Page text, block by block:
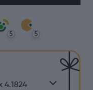
5 5
4.1824